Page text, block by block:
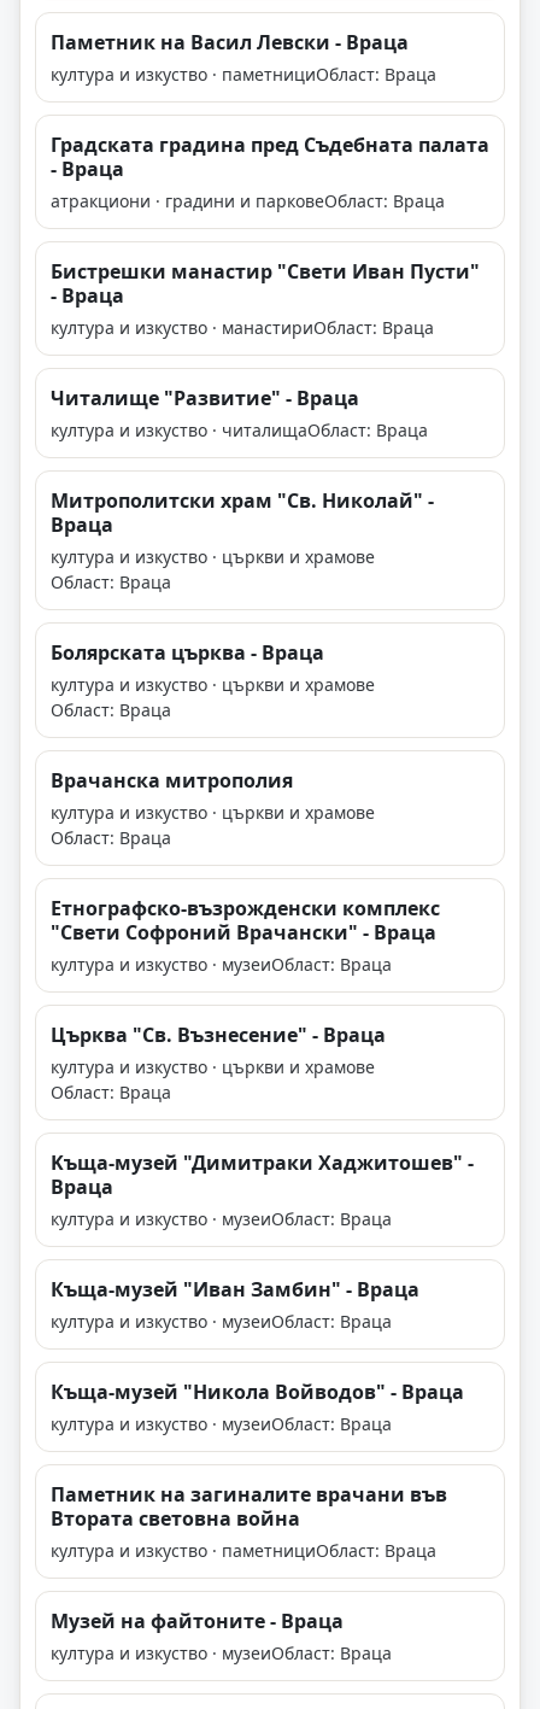
Паметник на Васил Левски - Враца
култура и изкуство · паметнициОбласт: Враца
Градската градина пред Съдебната палата
- Враца
атракциони · градини и парковеОбласт: Враца
Бистрешки манастир "Свети Иван Пусти"
- Враца
култура и изкуство · манастириОбласт: Враца
Читалище "Развитие" - Враца
култура и изкуство · читалищаОбласт: Враца
Митрополитски храм "Св. Николай" -
Враца
култура и изкуство · църкви и храмове
Област: Враца
Болярската църква - Враца
култура и изкуство · църкви и храмове
Област: Враца
Врачанска митрополия
култура и изкуство · църкви и храмове
Област: Враца
Етнографско-възрожденски комплекс
"Свети Софроний Врачански" - Враца
култура и изкуство · музеиОбласт: Враца
Църква "Св. Възнесение" - Враца
култура и изкуство · църкви и храмове
Област: Враца
Kъща-музей "Димитраки Хаджитошев" -
Враца
култура и изкуство · музеиОбласт: Враца
Къща-музей "Иван Замбин" - Враца
култура и изкуство · музеиОбласт: Враца
Къща-музей "Никола Войводов" - Враца
култура и изкуство · музеиОбласт: Враца
Паметник на загиналите врачани във
Втората световна война
култура и изкуство · паметнициОбласт: Враца
Музей на файтоните - Враца
култура и изкуство · музеиОбласт: Враца